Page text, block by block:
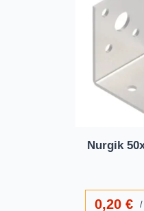
Nurgik
0,20€